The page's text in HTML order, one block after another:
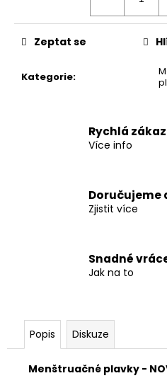
Kategorie:
Zeptat se
Rychlá
Více info
Doručujeme
Zjistit více
Snadné
Jak na to
Popis Diskuze
Menštruačné plavky -